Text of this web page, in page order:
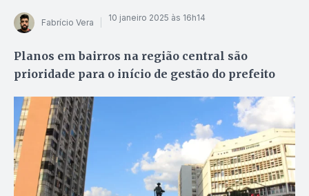
Fabrício Vera 10 janeiro 2025 às 16h14
Planos em bairros na região central são
prioridade para o início de gestão do prefeito